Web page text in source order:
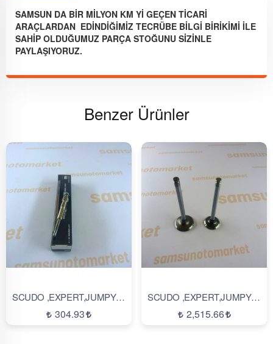
YORUMLAR(0)
SAMSUN DA BİR MİLYON KM Yİ GEÇEN TİCARİ
ARAÇLARDAN EDİNDİĞİMİZ TECRÜBE BİLGİ BİRİKİMİ İLE
SAHİP OLDUĞUMUZ PARÇA STOĞUNU SİZİNLE
PAYLAŞIYORUZ.
Benzer Ürünler
SCUDO ,EXPERT,JUMPY YM KIZDIRMA ISITMA BUJİ
304.93
SCUDO ,EXPERT,JUMPY SUBAP TAKIMI EMME EKSOZ
2,515.66